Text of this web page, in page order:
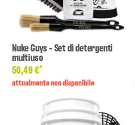
Nuke Guys - Set di detergenti
multiuso
50,49 €*
attualmente non disponibile